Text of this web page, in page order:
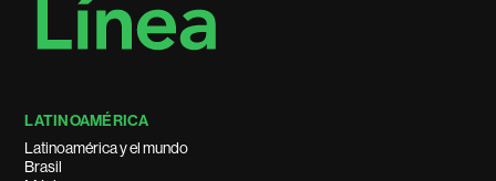
LATINOAMÉRICA
Latinoamérica y el mundo
Brasil